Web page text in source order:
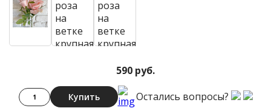
590 руб.
Купить Остались вопросы?